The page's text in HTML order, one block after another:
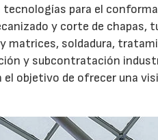
para el
y corte de chapas,
matrices, soldadura,
y subcontratación
objetivo de ofrecer una